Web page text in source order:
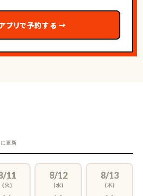
プリで予約する →
更新
11
(火)
8/12
(水)
8/13
(木)